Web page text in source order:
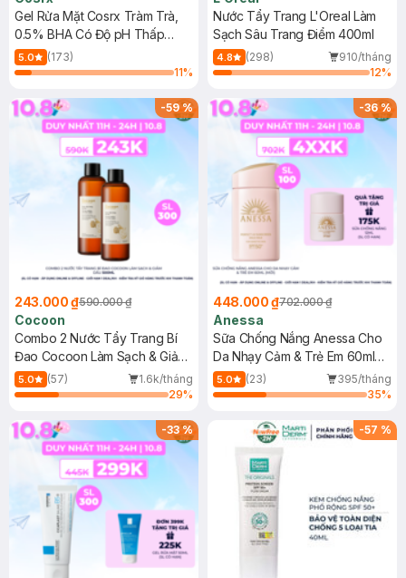
Gel Rửa Mặt Cosrx Tràm Trà,
0.5% BHA Có Độ pH Thấp
150ml
5.0
(173)
11%
Nước Tẩy Trang L'Oreal Làm
Sạch Sâu Trang Điểm 400ml
4.8 (298)
910/tháng
12%
-59%
243.000 ₫590.000 ₫
Cocoon
Combo 2 Nước Tẩy Trang Bí
Đao Cocoon Làm Sạch & Giảm
Dầu 500ml
5.0 (57)
1.6k/tháng
29%
-36%
448.000 ₫702.000 ₫
Anessa
Sữa Chống Nắng Anessa Cho
Da Nhạy Cảm & Trẻ Em 60ml
(Mới)
5.0 (23)
395/tháng
35%
-33% -57 %